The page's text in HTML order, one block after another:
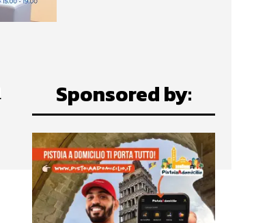
Sponsored by: